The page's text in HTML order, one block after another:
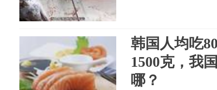
韩国人均吃
1500克，我
哪？